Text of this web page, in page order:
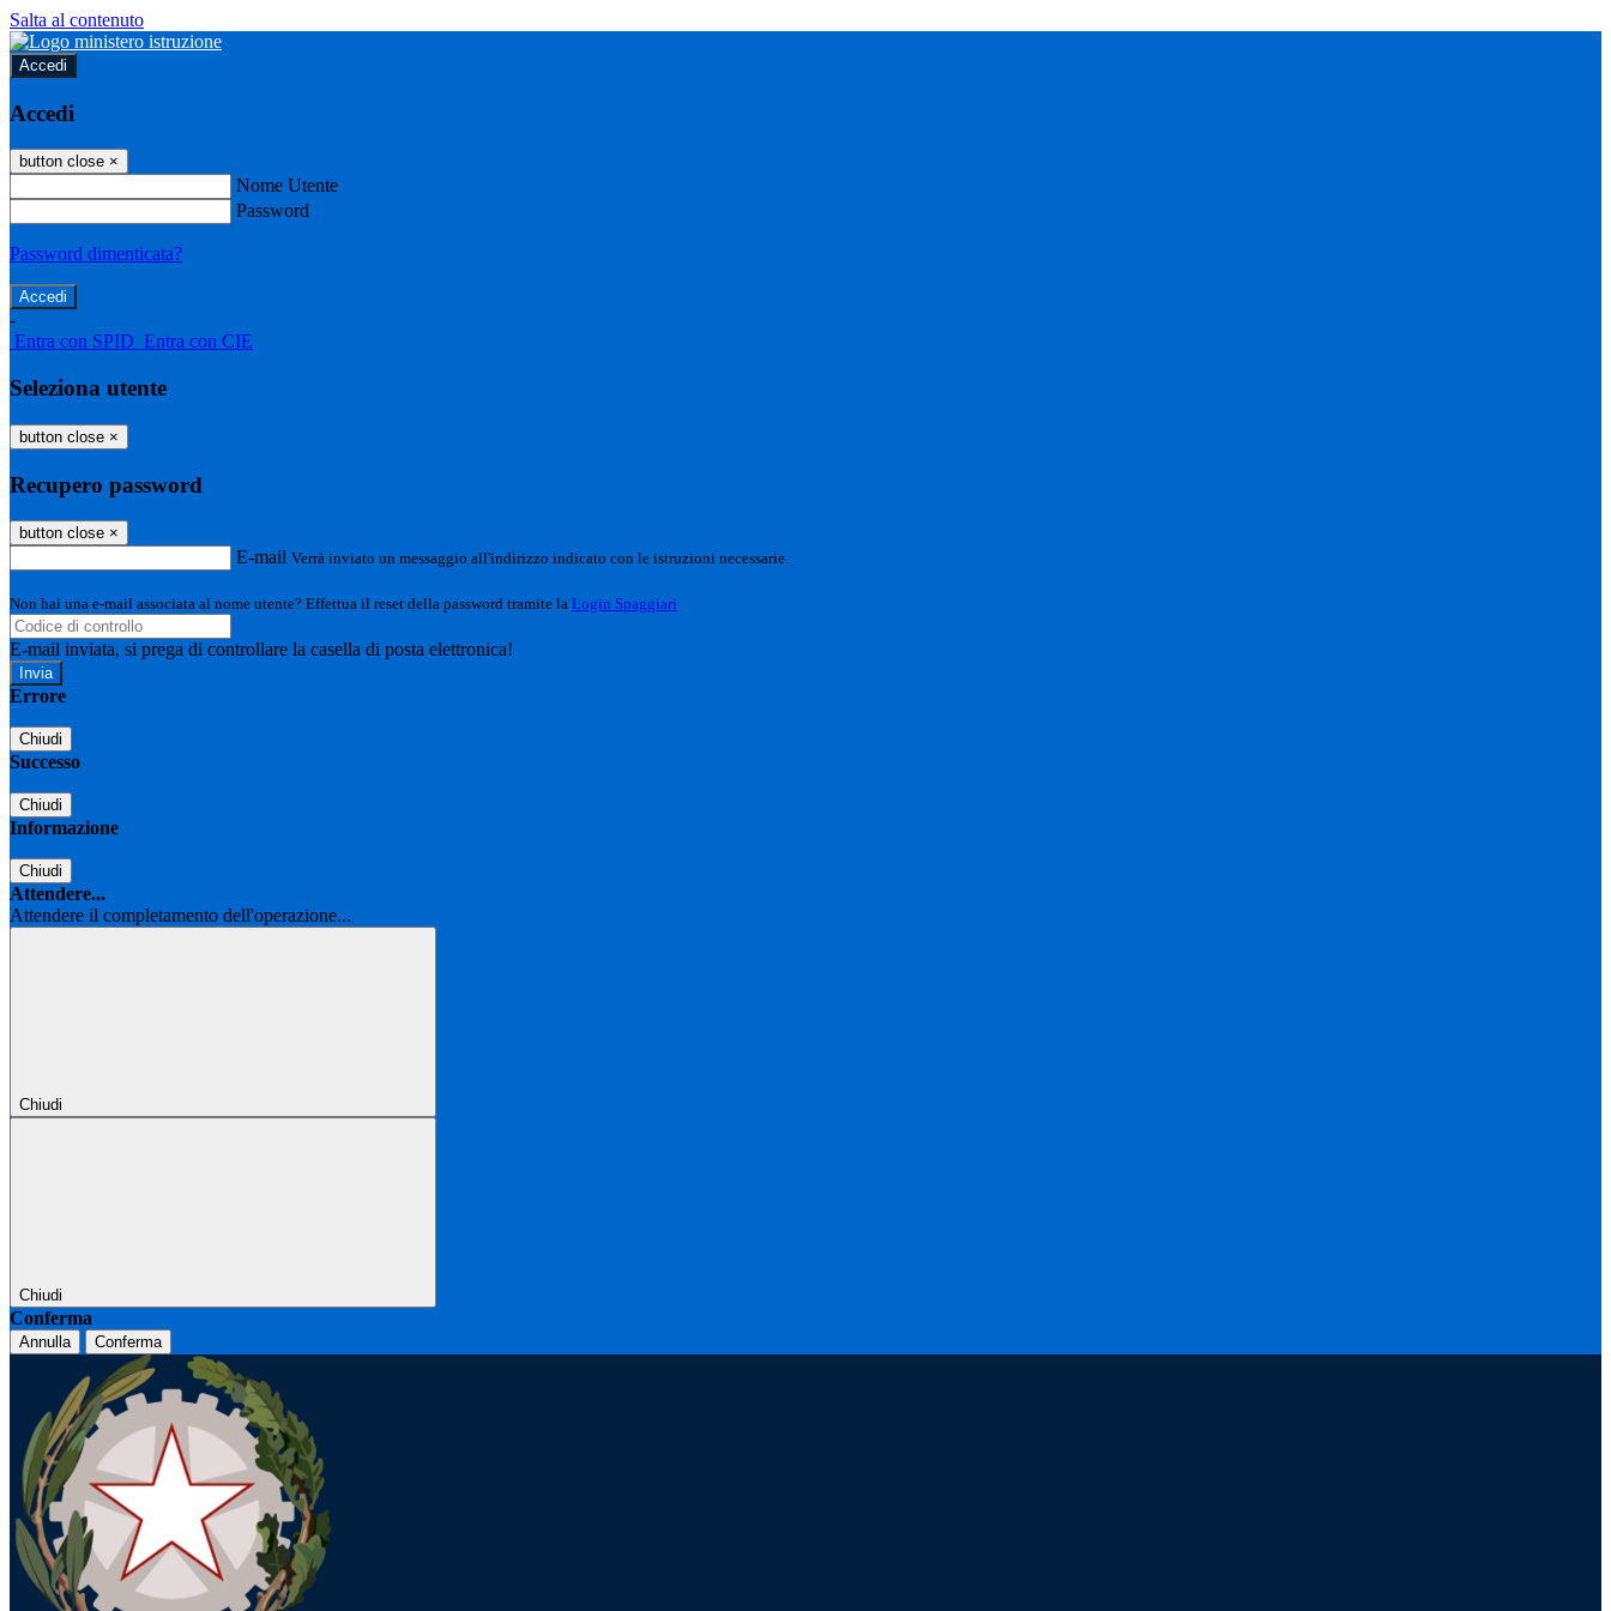
Salta al contenuto
Accedi
Accedi
button close ×
Nome Utente
Password
Password dimenticata?
-
Entra con SPID Entra con CIE
Seleziona utente
button close ×
Recupero password
button close ×
E-mail Verrà inviato un messaggio all'indirizzo indicato con le istruzioni necessarie.
Non hai una e-mail associata al nome utente? Effettua il reset della password tramite la Login Spaggiari
E-mail inviata, si prega di controllare la casella di posta elettronica!
Errore
Chiudi
Successo
Chiudi
Informazione
Chiudi
Attendere...
Attendere il completamento dell'operazione...
Chiudi
Chiudi
Conferma
Annulla Conferma